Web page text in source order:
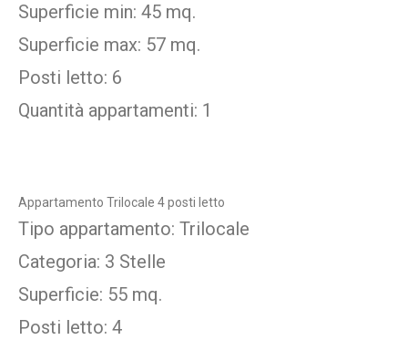
Superficie min: 45 mq.
Superficie max: 57 mq.
Posti letto: 6
Quantità appartamenti: 1
Appartamento Trilocale 4 posti letto
Tipo appartamento: Trilocale
Categoria: 3 Stelle
Superficie: 55 mq.
Posti letto: 4